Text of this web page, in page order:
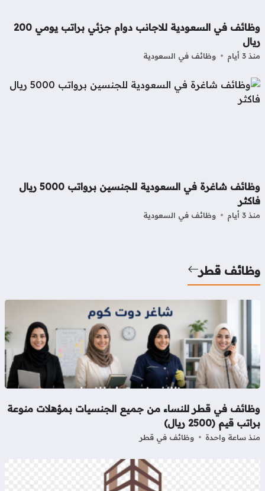
وظائف في السعودية للاجانب دوام جزئي براتب يومي 200
أيام وظائف في السعودية
وظائف شاغرة في السعودية للجنسين برواتب 5000 ريال
أيام وظائف في السعودية
قطر
في قطر للنساء من جميع الجنسيات بمؤهلات منوعة
قيم (2500 ريال)
ساعة واحدة وظائف في قطر